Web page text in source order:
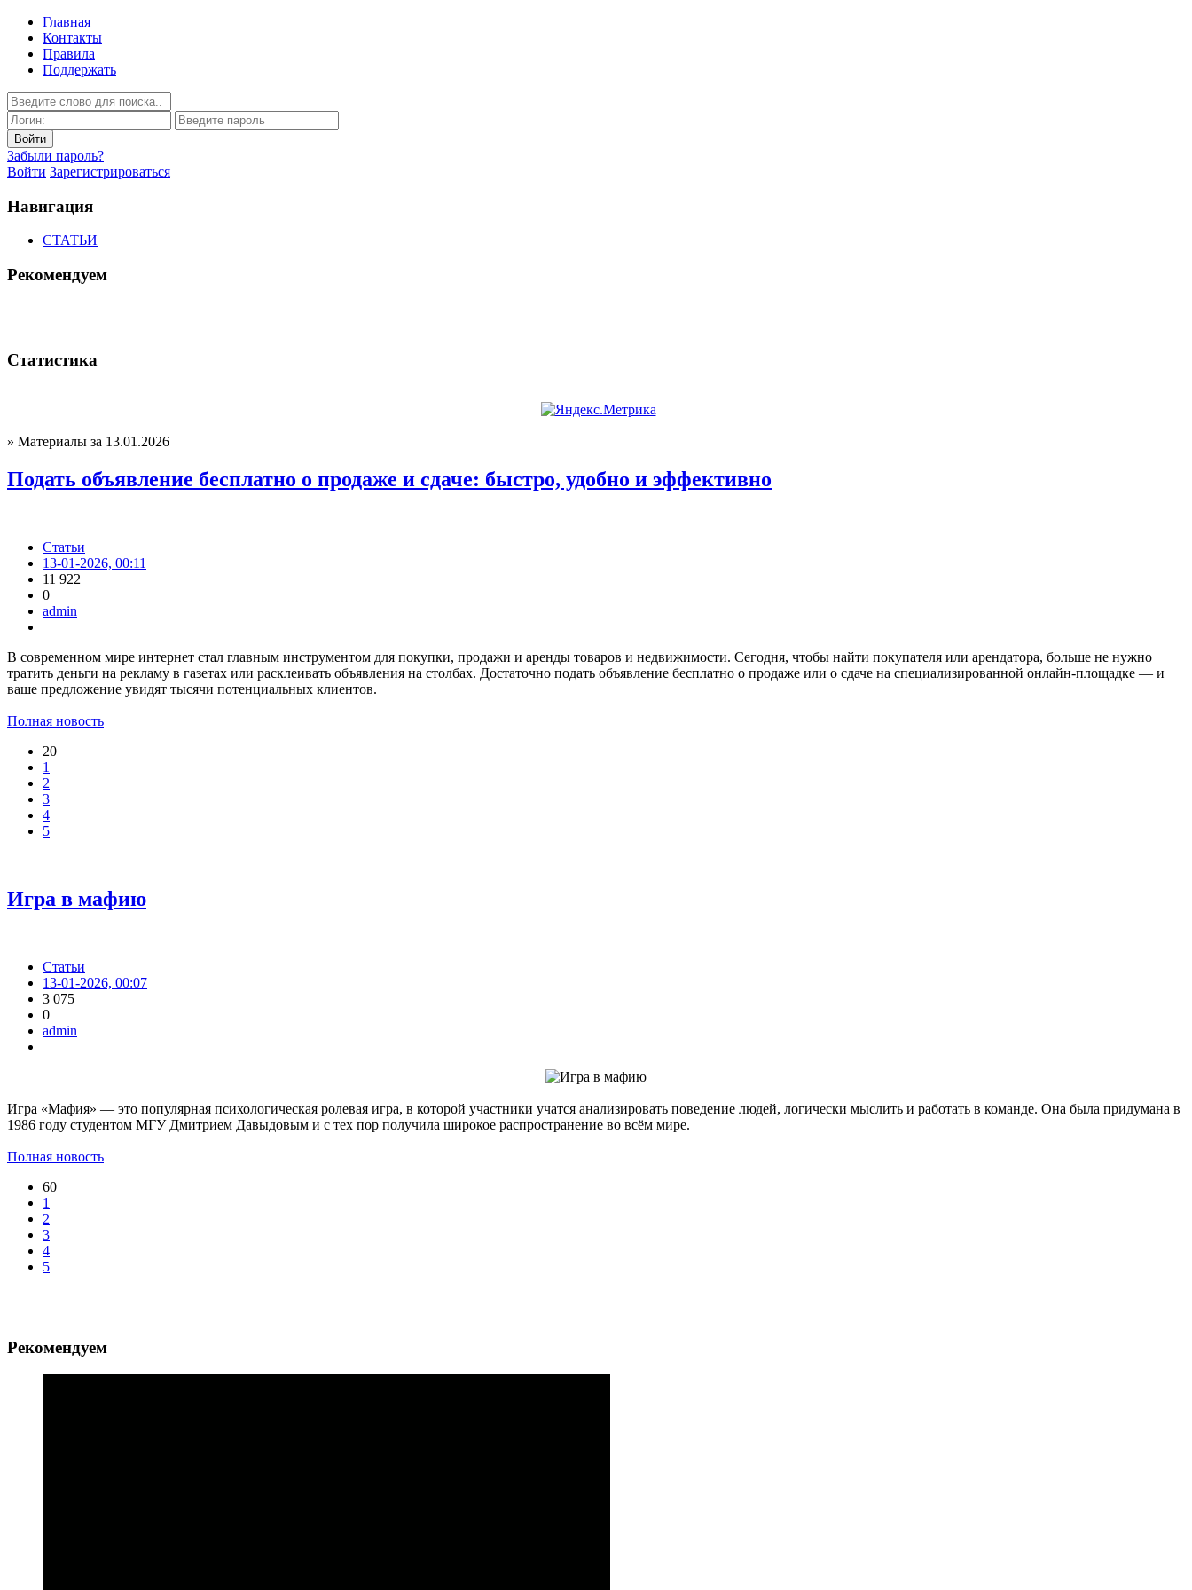
Главная
Контакты
Правила
Поддержать
Забыли пароль?
Войти Зарегистрироваться
Навигация
СТАТЬИ
Рекомендуем
Статистика
» Материалы за 13.01.2026
Подать объявление бесплатно о продаже и сдаче: быстро, удобно и эффективно
Статьи
13-01-2026, 00:11
11 922
0
admin
В современном мире интернет стал главным инструментом для покупки, продажи и аренды товаров и недвижимости. Сегодня, чтобы найти покупателя или арендатора, больше не нужно
тратить деньги на рекламу в газетах или расклеивать объявления на столбах. Достаточно подать объявление бесплатно о продаже или о сдаче на специализированной онлайн-площадке — и
ваше предложение увидят тысячи потенциальных клиентов.
Полная новость
20
1
2
3
4
5
Игра в мафию
Статьи
13-01-2026, 00:07
3 075
0
admin
Игра «Мафия» — это популярная психологическая ролевая игра, в которой участники учатся анализировать поведение людей, логически мыслить и работать в команде. Она была придумана в
1986 году студентом МГУ Дмитрием Давыдовым и с тех пор получила широкое распространение во всём мире.
Полная новость
60
1
2
3
4
5
Рекомендуем